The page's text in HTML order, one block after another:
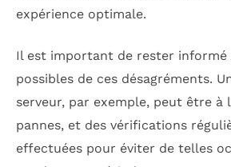
expérience optimale.
Il est important de rester informé
possibles de ces désagréments.
serveur, par exemple, peut être à
pannes, et des vérifications
effectuées pour éviter de telles